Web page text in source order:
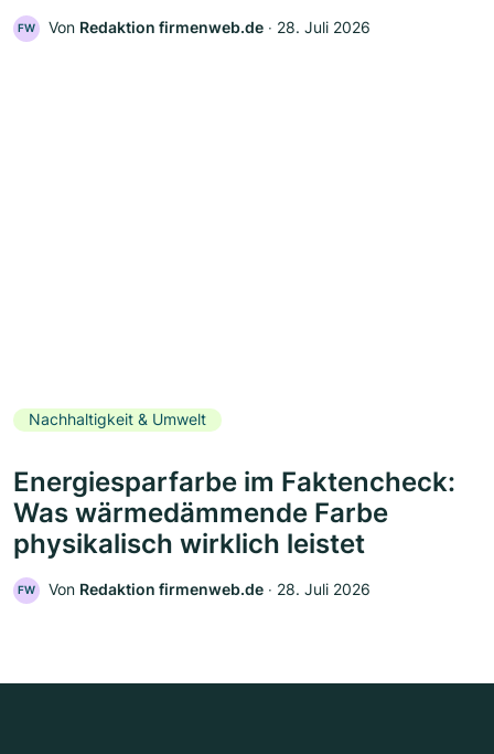
FW Von Redaktion firmenweb.de ‧ 28. Juli 2026
Nachhaltigkeit & Umwelt
Energiesparfarbe im Faktencheck:
Was wärmedämmende Farbe
physikalisch wirklich leistet
FW Von Redaktion firmenweb.de ‧ 28. Juli 2026